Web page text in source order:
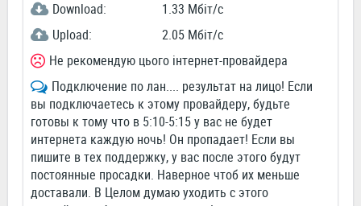
Download:
1.33 Мбіт/c
Upload:
2.05 Мбіт/c
Не рекомендую цього інтернет-провайдера
Подключение по лан.... результат на лицо! Если
вы подключаетесь к этому провайдеру, будьте
готовы к тому что в 5:10-5:15 у вас не будет
интернета каждую ночь! Он пропадает! Если вы
пишите в тех поддержку, у вас после этого будут
постоянные просадки. Наверное чтоб их меньше
доставали. В Целом думаю уходить с этого